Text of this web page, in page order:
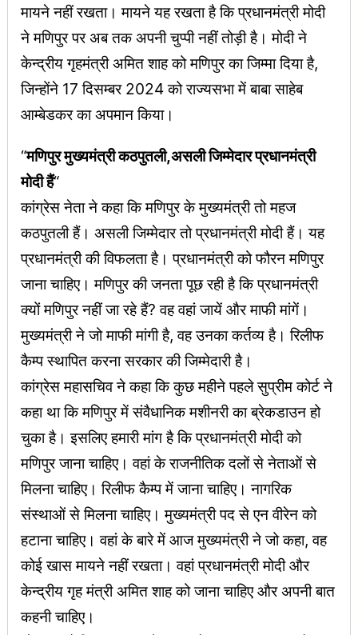
मायने नहीं रखता। मायने यह रखता है कि प्रधानमंत्री मोदी
ने मणिपुर पर अब तक अपनी चुप्पी नहीं तोड़ी है। मोदी ने
केन्द्रीय गृहमंत्री अमित शाह को मणिपुर का जिम्मा दिया है,
जिन्होंने 17 दिसम्बर 2024 को राज्यसभा में बाबा साहेब
आम्बेडकर का अपमान किया।
“मणिपुर मुख्यमंत्री कठपुतली,असली जिम्मेदार प्रधानमंत्री
मोदी हैं“
कांग्रेस नेता ने कहा कि मणिपुर के मुख्यमंत्री तो महज
कठपुतली हैं। असली जिम्मेदार तो प्रधानमंत्री मोदी हैं। यह
प्रधानमंत्री की विफलता है। प्रधानमंत्री को फौरन मणिपुर
जाना चाहिए। मणिपुर की जनता पूछ रही है कि प्रधानमंत्री
क्यों मणिपुर नहीं जा रहे हैं? वह वहां जायें और माफी मांगें।
मुख्यमंत्री ने जो माफी मांगी है, वह उनका कर्तव्य है। रिलीफ
कैम्प स्थापित करना सरकार की जिम्मेदारी है।
कांग्रेस महासचिव ने कहा कि कुछ महीने पहले सुप्रीम कोर्ट ने
कहा था कि मणिपुर में संवैधानिक मशीनरी का ब्रेकडाउन हो
चुका है। इसलिए हमारी मांग है कि प्रधानमंत्री मोदी को
मणिपुर जाना चाहिए। वहां के राजनीतिक दलों से नेताओं से
मिलना चाहिए। रिलीफ कैम्प में जाना चाहिए। नागरिक
संस्थाओं से मिलना चाहिए। मुख्यमंत्री पद से एन वीरेन को
हटाना चाहिए। वहां के बारे में आज मुख्यमंत्री ने जो कहा, वह
कोई खास मायने नहीं रखता। वहां प्रधानमंत्री मोदी और
केन्द्रीय गृह मंत्री अमित शाह को जाना चाहिए और अपनी बात
कहनी चाहिए।